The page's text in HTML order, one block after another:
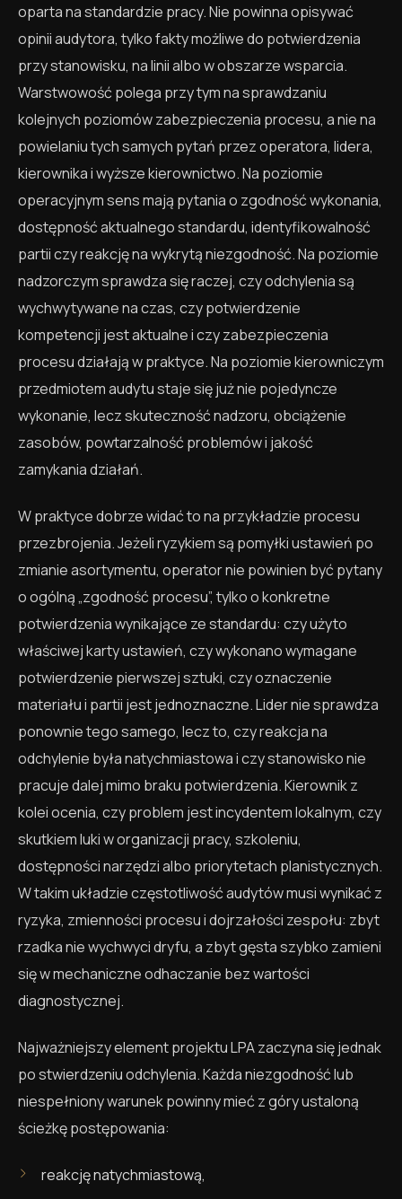
oparta na standardzie pracy. Nie powinna opisywać
opinii audytora, tylko fakty możliwe do potwierdzenia
przy stanowisku, na linii albo w obszarze wsparcia.
Warstwowość polega przy tym na sprawdzaniu
kolejnych poziomów zabezpieczenia procesu, a nie na
powielaniu tych samych pytań przez operatora, lidera,
kierownika i wyższe kierownictwo. Na poziomie
operacyjnym sens mają pytania o zgodność wykonania,
dostępność aktualnego standardu, identyfikowalność
partii czy reakcję na wykrytą niezgodność. Na poziomie
nadzorczym sprawdza się raczej, czy odchylenia są
wychwytywane na czas, czy potwierdzenie
kompetencji jest aktualne i czy zabezpieczenia
procesu działają w praktyce. Na poziomie kierowniczym
przedmiotem audytu staje się już nie pojedyncze
wykonanie, lecz skuteczność nadzoru, obciążenie
zasobów, powtarzalność problemów i jakość
zamykania działań.
W praktyce dobrze widać to na przykładzie procesu
przezbrojenia. Jeżeli ryzykiem są pomyłki ustawień po
zmianie asortymentu, operator nie powinien być pytany
o ogólną „zgodność procesu”, tylko o konkretne
potwierdzenia wynikające ze standardu: czy użyto
właściwej karty ustawień, czy wykonano wymagane
potwierdzenie pierwszej sztuki, czy oznaczenie
materiału i partii jest jednoznaczne. Lider nie sprawdza
ponownie tego samego, lecz to, czy reakcja na
odchylenie była natychmiastowa i czy stanowisko nie
pracuje dalej mimo braku potwierdzenia. Kierownik z
kolei ocenia, czy problem jest incydentem lokalnym, czy
skutkiem luki w organizacji pracy, szkoleniu,
dostępności narzędzi albo priorytetach planistycznych.
W takim układzie częstotliwość audytów musi wynikać z
ryzyka, zmienności procesu i dojrzałości zespołu: zbyt
rzadka nie wychwyci dryfu, a zbyt gęsta szybko zamieni
się w mechaniczne odhaczanie bez wartości
diagnostycznej.
Najważniejszy element projektu LPA zaczyna się jednak
po stwierdzeniu odchylenia. Każda niezgodność lub
niespełniony warunek powinny mieć z góry ustaloną
ścieżkę postępowania:
reakcję natychmiastową,